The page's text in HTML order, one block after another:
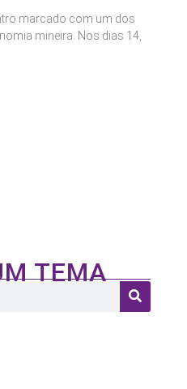
marcado com um dos
mineira. Nos dias 14,
TEMA